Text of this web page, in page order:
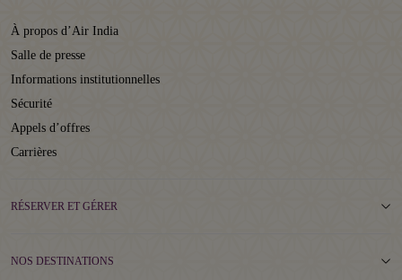
À propos d’Air India
Salle de presse
Informations institutionnelles
Sécurité
Appels d’offres
Carrières
RÉSERVER ET GÉRER
NOS DESTINATIONS